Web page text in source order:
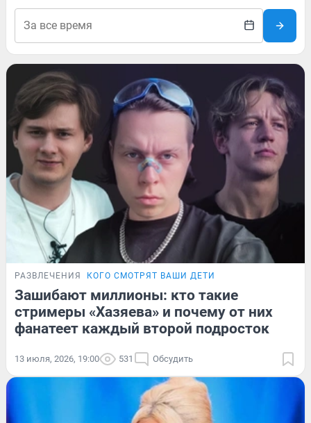
РАЗВЛЕЧЕНИЯ КОГО СМОТРЯТ ВАШИ ДЕТИ
Зашибают миллионы: кто такие
стримеры «Хазяева» и почему от них
фанатеет каждый второй подросток
13 июля, 2026, 19:00 531 Обсудить